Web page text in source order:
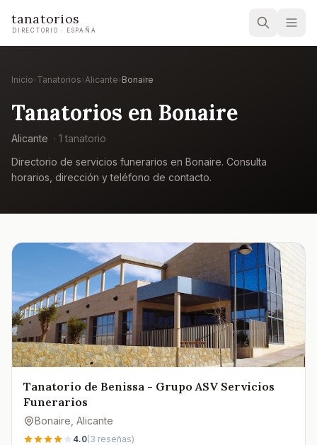
tanatorios
DIRECTORIO · ESPAÑA
Inicio› Tanatorios›Alicante› Bonaire
Tanatorios en Bonaire
Alicante · 1 tanatorio
Directorio de servicios funerarios en Bonaire. Consulta
horarios, dirección y teléfono de contacto.
Tanatorio de Benissa - Grupo ASV Servicios
Funerarios
Bonaire , Alicante
4.0(3 reseñas)